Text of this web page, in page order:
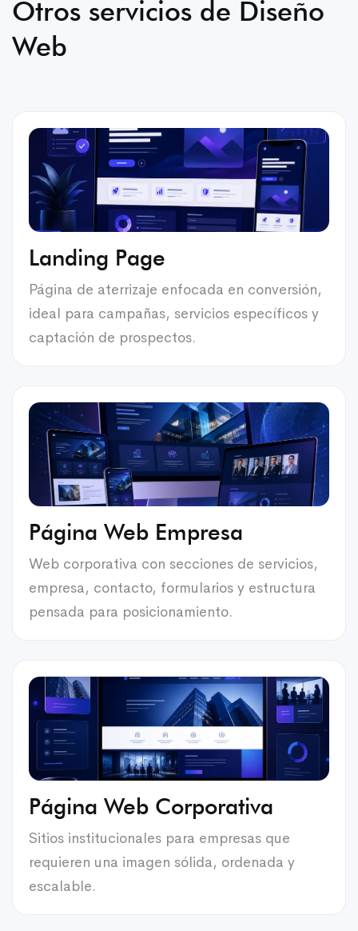
Otros servicios de Diseño
Web
Landing Page
Página de aterrizaje enfocada en conversión,
ideal para campañas, servicios específicos y
captación de prospectos.
Página Web Empresa
Web corporativa con secciones de servicios,
empresa, contacto, formularios y estructura
pensada para posicionamiento.
Página Web Corporativa
Sitios institucionales para empresas que
requieren una imagen sólida, ordenada y
escalable.